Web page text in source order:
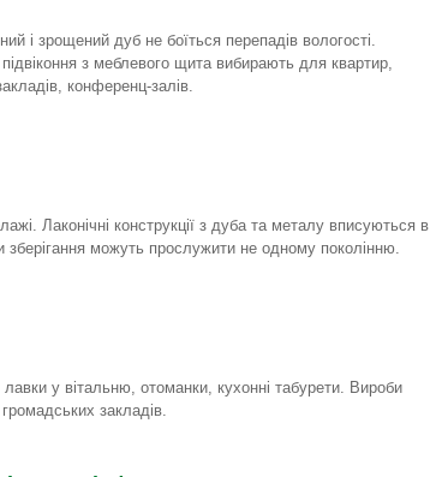
і зрощений дуб не боїться перепадів вологості.
з меблевого щита вибирають для квартир,
конференц-залів.
Лаконічні конструкції з дуба та металу вписуються в
зберігання можуть прослужити не одному поколінню.
у вітальню, отоманки, кухонні табурети. Вироби
закладів.